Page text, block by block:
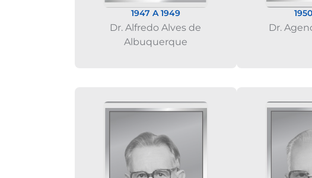
1947 A 1949
Dr. Alfredo Alves de
Albuquerque​
Dr.